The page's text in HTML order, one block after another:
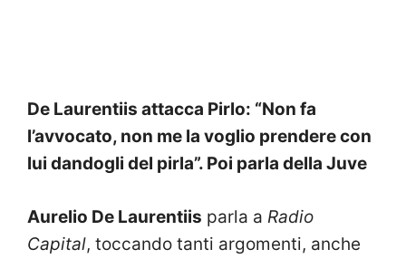
De Laurentiis attacca Pirlo: “Non fa
l’avvocato, non me la voglio prendere con
lui dandogli del pirla”. Poi parla della Juve
Aurelio De Laurentiis parla a Radio
Capital, toccando tanti argomenti, anche